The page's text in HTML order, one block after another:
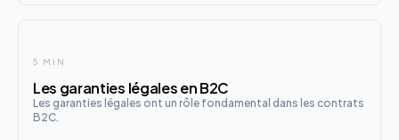
5 MIN
Les garanties légales en B2C
Les garanties légales ont un rôle fondamental dans les contrats
B2C.